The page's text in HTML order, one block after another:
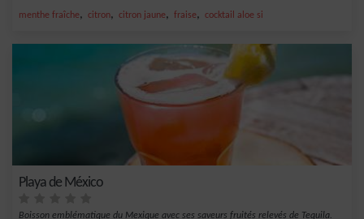
menthe fraîche, citron, citron jaune, fraise, cocktail aloe si
Playa de México
Boisson emblématique du Mexique avec ses saveurs fruités relevés de Tequila.